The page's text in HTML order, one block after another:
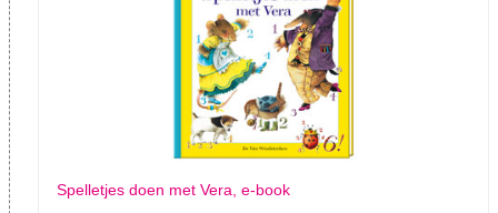
Spelletjes doen met Vera, e-book